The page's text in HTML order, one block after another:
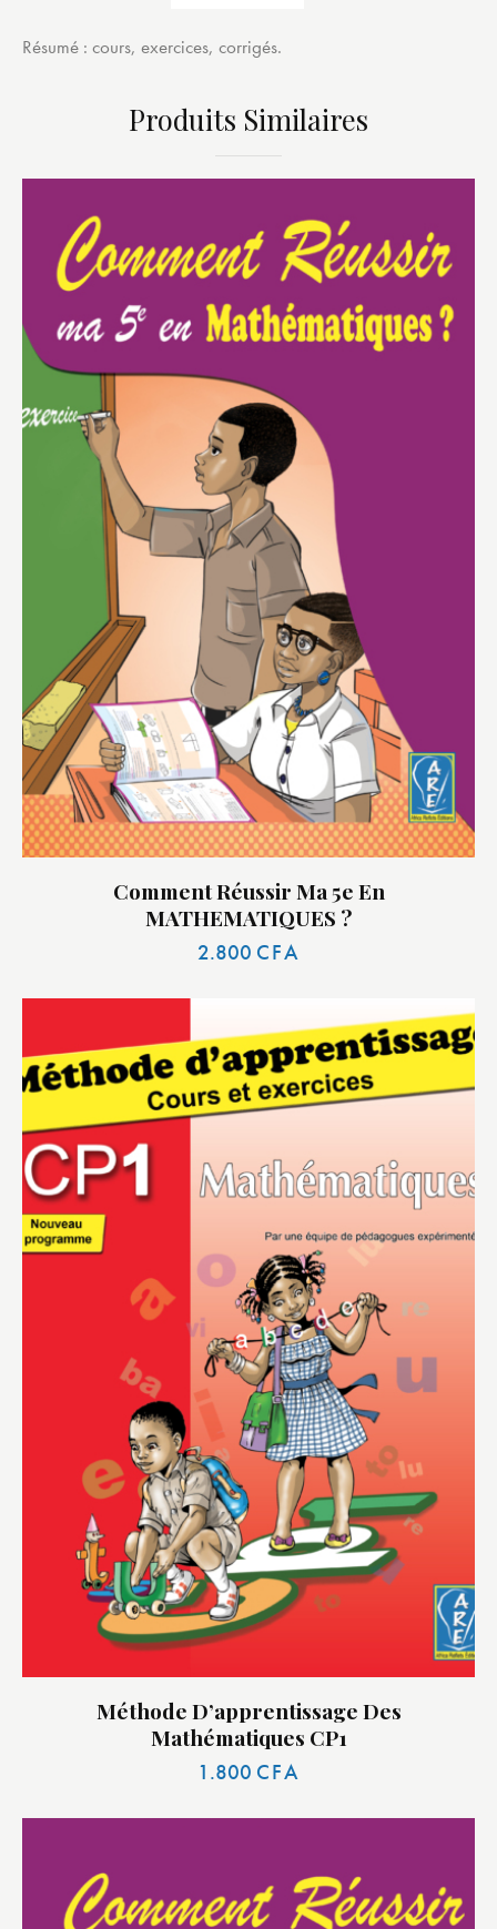
Résumé : cours, exercices, corrigés.
Produits Similaires
Comment Réussir Ma 5e En
MATHEMATIQUES ?
2.800 CFA
Méthode D’apprentissage Des
Mathématiques CP1
1.800 CFA